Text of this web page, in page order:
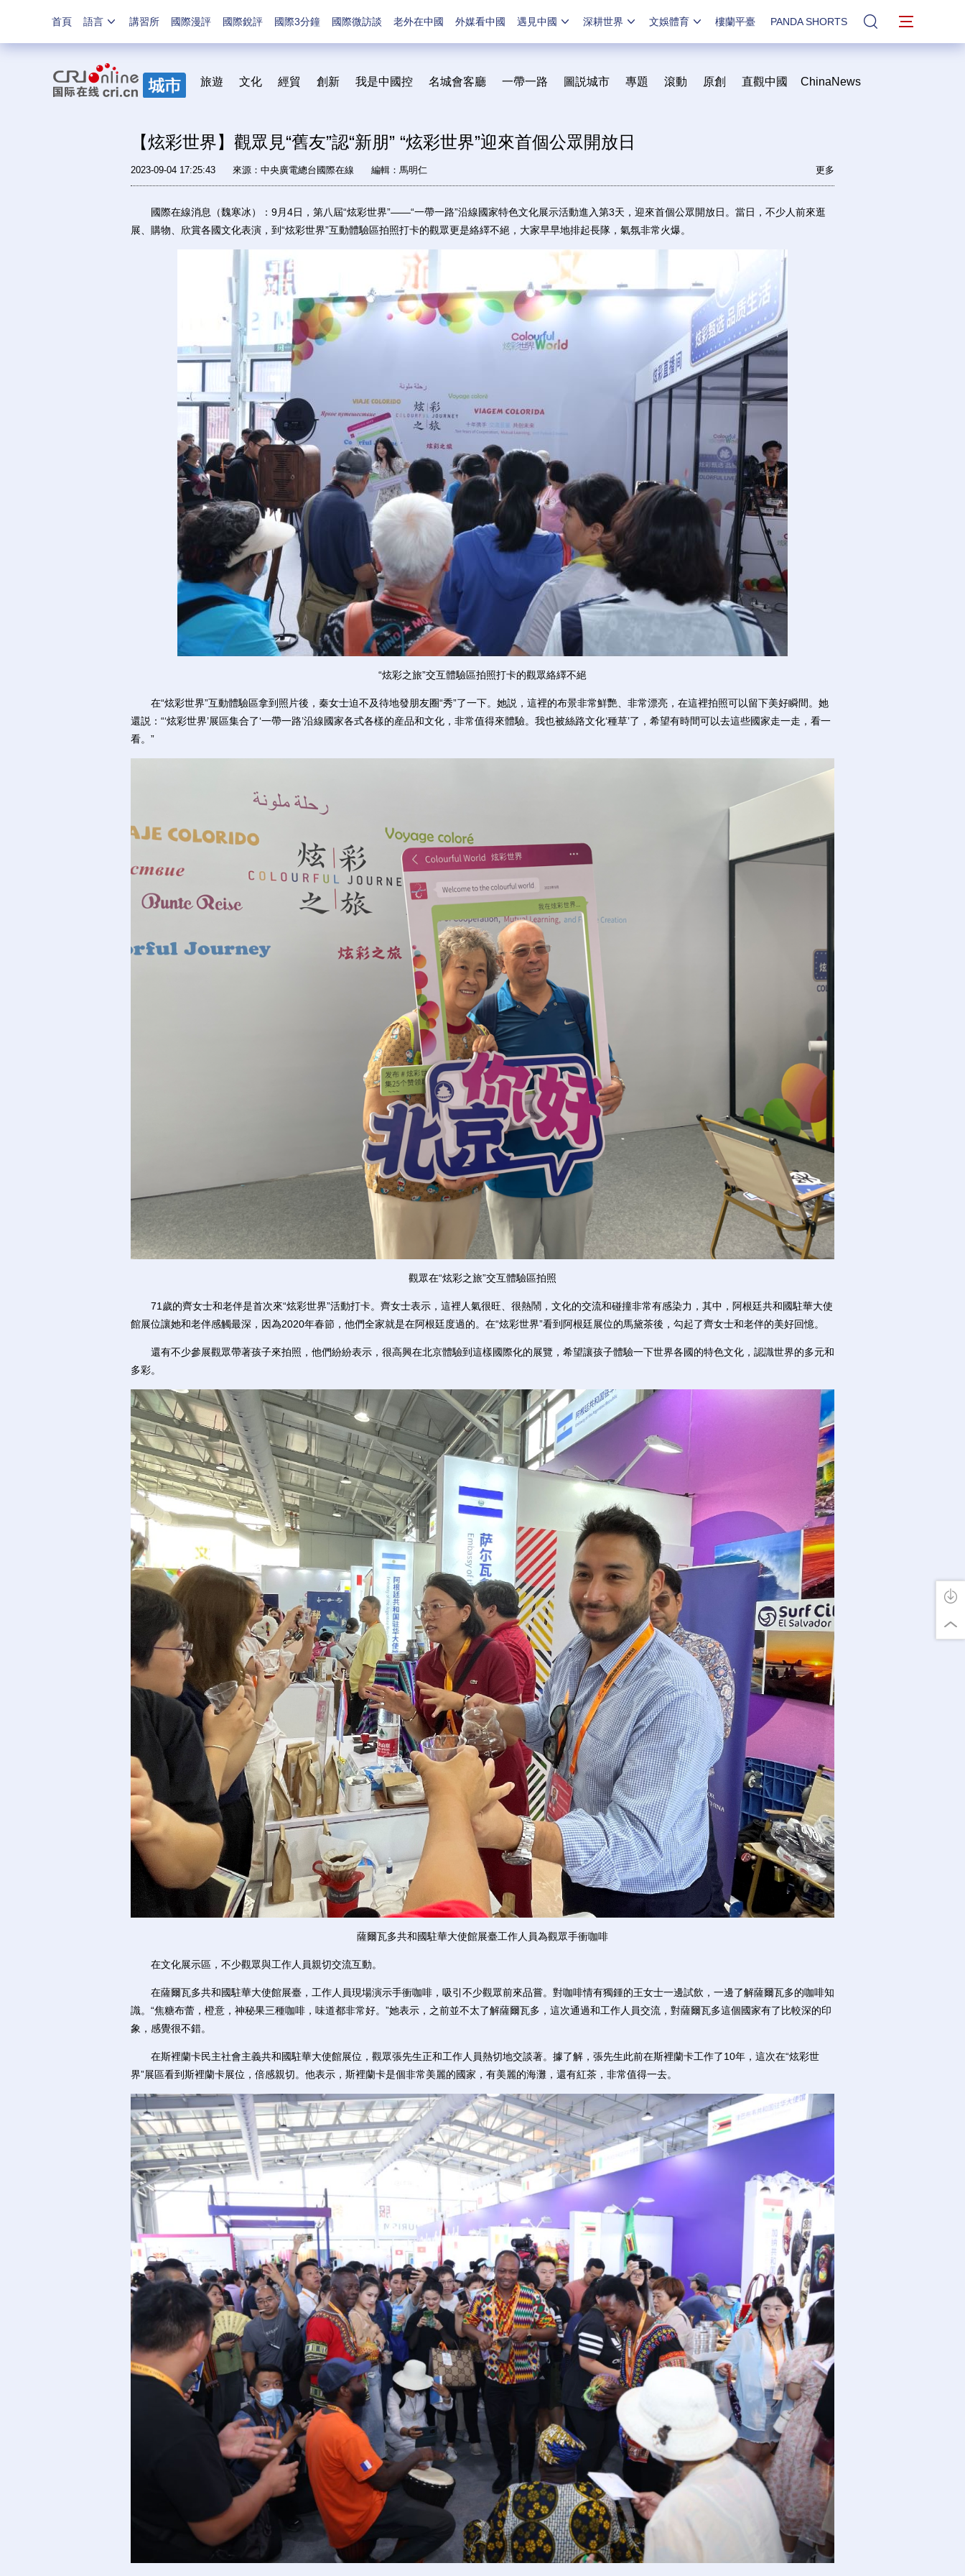
首頁 語言 講習所 國際漫評 國際銳評 國際3分鐘 國際微訪談 老外在中國 外媒看中國 遇見中國 深耕世界 文娛體育 樓蘭平臺 PANDA SHORTS 站內搜索
旅遊 文化 經貿 創新 我是中國控 名城會客廳 一帶一路 圖説城市 專題 滾動 原創 直觀中國 ChinaNews
【炫彩世界】觀眾見“舊友”認“新朋” “炫彩世界”迎來首個公眾開放日
2023-09-04 17:25:43 來源：中央廣電總台國際在線 編輯：馬明仁 更多
國際在線消息（魏寒冰）：9月4日，第八屆“炫彩世界”——“一帶一路”沿線國家特色文化展示活動進入第3天，迎來首個公眾開放日。當日，不少人前來逛
展、購物、欣賞各國文化表演，到“炫彩世界”互動體驗區拍照打卡的觀眾更是絡繹不絕，大家早早地排起長隊，氣氛非常火爆。
“炫彩之旅”交互體驗區拍照打卡的觀眾絡繹不絕
在“炫彩世界”互動體驗區拿到照片後，秦女士迫不及待地發朋友圈“秀”了一下。她説，這裡的布景非常鮮艷、非常漂亮，在這裡拍照可以留下美好瞬間。她
還説：“‘炫彩世界’展區集合了‘一帶一路’沿線國家各式各樣的産品和文化，非常值得來體驗。我也被絲路文化‘種草’了，希望有時間可以去這些國家走一走，看一
看。”
觀眾在“炫彩之旅”交互體驗區拍照
71歲的齊女士和老伴是首次來“炫彩世界”活動打卡。齊女士表示，這裡人氣很旺、很熱鬧，文化的交流和碰撞非常有感染力，其中，阿根廷共和國駐華大使
館展位讓她和老伴感觸最深，因為2020年春節，他們全家就是在阿根廷度過的。在“炫彩世界”看到阿根廷展位的馬黛茶後，勾起了齊女士和老伴的美好回憶。
還有不少參展觀眾帶著孩子來拍照，他們紛紛表示，很高興在北京體驗到這樣國際化的展覽，希望讓孩子體驗一下世界各國的特色文化，認識世界的多元和
多彩。
薩爾瓦多共和國駐華大使館展臺工作人員為觀眾手衝咖啡
在文化展示區，不少觀眾與工作人員親切交流互動。
在薩爾瓦多共和國駐華大使館展臺，工作人員現場演示手衝咖啡，吸引不少觀眾前來品嘗。對咖啡情有獨鍾的王女士一邊試飲，一邊了解薩爾瓦多的咖啡知
識。“焦糖布蕾，橙意，神秘果三種咖啡，味道都非常好。”她表示，之前並不太了解薩爾瓦多，這次通過和工作人員交流，對薩爾瓦多這個國家有了比較深的印
象，感覺很不錯。
在斯裡蘭卡民主社會主義共和國駐華大使館展位，觀眾張先生正和工作人員熱切地交談著。據了解，張先生此前在斯裡蘭卡工作了10年，這次在“炫彩世
界”展區看到斯裡蘭卡展位，倍感親切。他表示，斯裡蘭卡是個非常美麗的國家，有美麗的海灘，還有紅茶，非常值得一去。